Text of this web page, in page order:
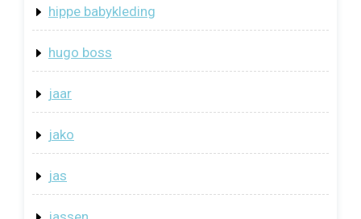
hippe babykleding
hugo boss
jaar
jako
jas